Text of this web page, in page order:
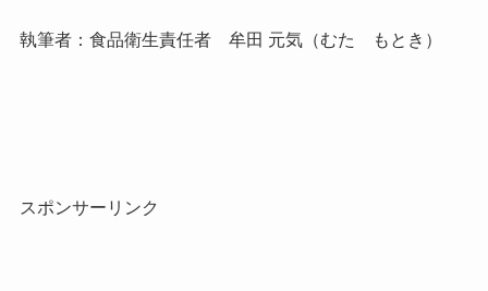
執筆者：食品衛生責任者 牟田 元気（むた もとき）
スポンサーリンク